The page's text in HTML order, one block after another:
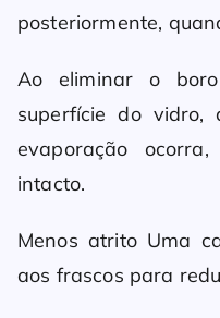
posteriormente,
Ao eliminar o
superfície do vidro,
evaporação
intacto.
Menos atrito Uma
aos frascos para